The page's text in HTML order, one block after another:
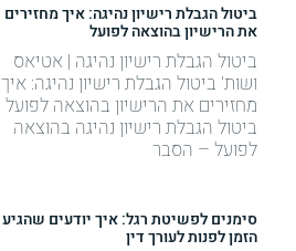
ביטול הגבלת רישיון נהיגה: איך מחזירים
את הרישיון בהוצאה לפועל
ביטול הגבלת רישיון נהיגה | אטיאס
ושות' ביטול הגבלת רישיון נהיגה: איך
מחזירים את הרישיון בהוצאה לפועל
ביטול הגבלת רישיון נהיגה בהוצאה
לפועל – הסבר
סימנים לפשיטת רגל: איך יודעים שהגיע
הזמן לפנות לעורך דין